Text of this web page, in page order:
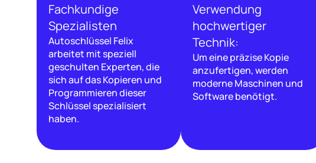
Fachkundige
Spezialisten
Autoschlüssel Felix
arbeitet mit speziell
geschulten Experten, die
sich auf das Kopieren und
Programmieren dieser
Schlüssel spezialisiert
haben.
Verwendung
hochwertiger
Technik:
Um eine präzise Kopie
anzufertigen, werden
moderne Maschinen und
Software benötigt.